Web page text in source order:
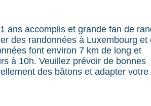
ans accomplis et grande fan de
des randonnées à Luxembourg et
font environ 7 km de long et
à 10h. Veuillez prévoir de bonnes
des bâtons et adapter votre